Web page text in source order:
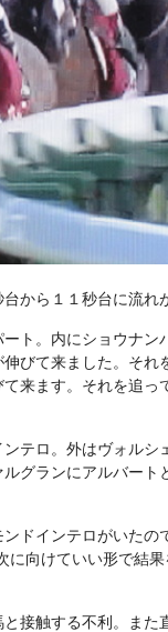
から１１秒台に流れ
ト。内にショウナン
びて来ました。それ
来ます。それを追っ
テロ。外はヴォルシ
グランにアルバート
ドインテロがいたの
向けていい形で結果
接触する不利。また